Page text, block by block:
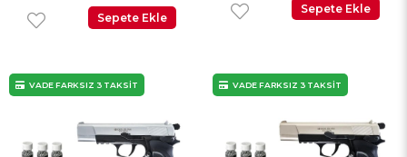
Çantası + Balistik Gözlük
Sepete Ekle
Gözlük
Sepete Ekle
VADE FARKSIZ 3 TAKSİT VADE FARKSIZ 3 TAKSİT